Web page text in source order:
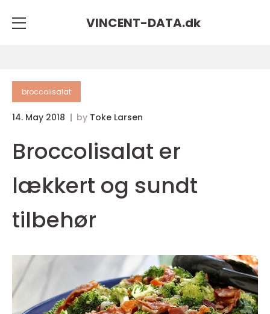
VINCENT-DATA.dk
broccolisalat
14. May 2018 by Toke Larsen
Broccolisalat er
lækkert og sundt
tilbehør